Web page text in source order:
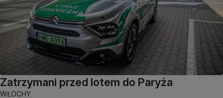
Zatrzymani przed lotem do Paryża
WŁOCHY